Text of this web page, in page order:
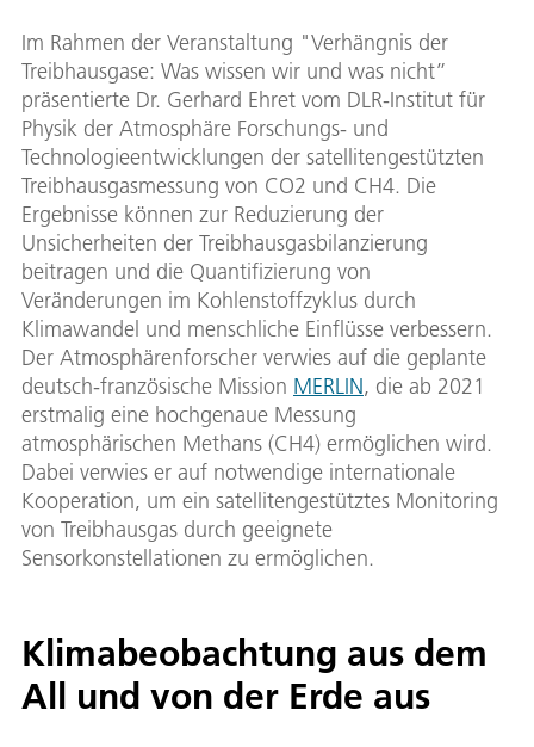
Im Rahmen der Veranstaltung "Verhängnis der
Treibhausgase: Was wissen wir und was nicht”
präsentierte Dr. Gerhard Ehret vom DLR-Institut für
Physik der Atmosphäre Forschungs- und
Technologieentwicklungen der satellitengestützten
Treibhausgasmessung von CO2 und CH4. Die
Ergebnisse können zur Reduzierung der
Unsicherheiten der Treibhausgasbilanzierung
beitragen und die Quantifizierung von
Veränderungen im Kohlenstoffzyklus durch
Klimawandel und menschliche Einflüsse verbessern.
Der Atmosphärenforscher verwies auf die geplante
deutsch-französische Mission MERLIN, die ab 2021
erstmalig eine hochgenaue Messung
atmosphärischen Methans (CH4) ermöglichen wird.
Dabei verwies er auf notwendige internationale
Kooperation, um ein satellitengestütztes Monitoring
von Treibhausgas durch geeignete
Sensorkonstellationen zu ermöglichen.
Klimabeobachtung aus dem
All und von der Erde aus